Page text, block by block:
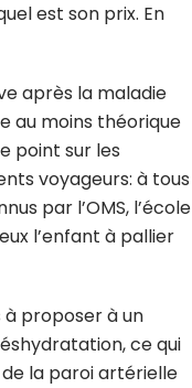
est son prix. En
après la maladie
au moins théorique
point sur les
voyageurs: à tous
par l’OMS, l’école
l’enfant à pallier
à proposer à un
ce qui
la paroi artérielle